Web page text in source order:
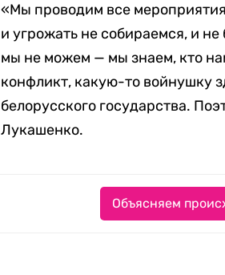
«Мы проводим все
и угрожать не собираемся, и не
мы не можем — мы знаем, кто
конфликт, какую-то войнушку
белорусского государства.
Лукашенко.
Объясняем